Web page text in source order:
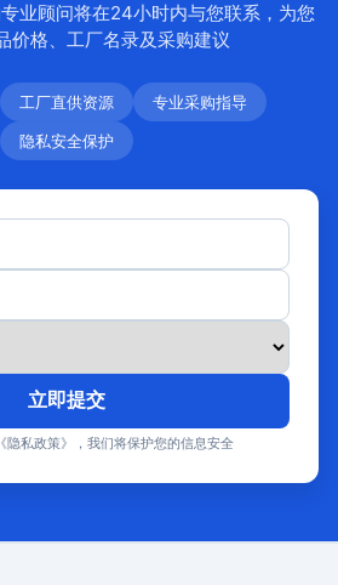
业顾问将在24小时内与您联系，为您
价格、工厂名录及采购建议
工厂直供资源
专业采购指导
隐私安全保护
立即提交
隐私政策》，我们将保护您的信息安全